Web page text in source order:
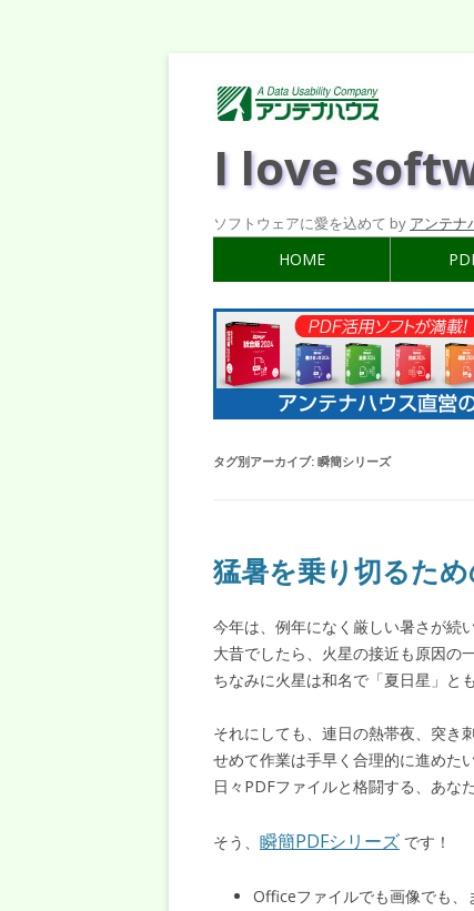
I love
ソフトウェアに愛を込めて by アンテナ
HOME
タグ別アーカイブ: 瞬簡シリーズ
猛暑を乗り切るため
今年は、例年になく厳しい暑さが続
大昔でしたら、火星の接近も原因の
ちなみに火星は和名で「夏日星」と
それにしても、連日の熱帯夜、突き
せめて作業は手早く合理的に進めた
日々PDFファイルと格闘する、あな
そう、 瞬簡PDFシリーズ です！
Officeファイルでも画像でも、